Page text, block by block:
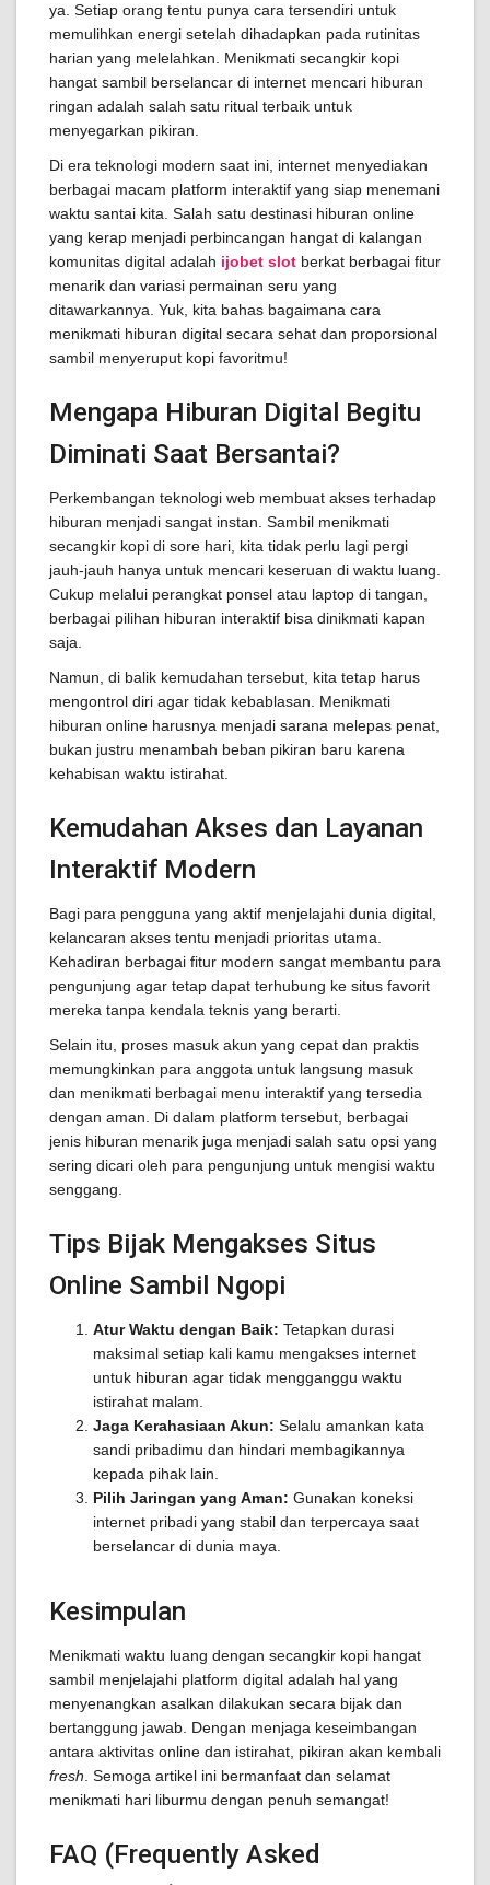
ya. Setiap orang tentu punya cara tersendiri untuk
memulihkan energi setelah dihadapkan pada rutinitas
harian yang melelahkan. Menikmati secangkir kopi
hangat sambil berselancar di internet mencari hiburan
ringan adalah salah satu ritual terbaik untuk
menyegarkan pikiran.
Di era teknologi modern saat ini, internet menyediakan
berbagai macam platform interaktif yang siap menemani
waktu santai kita. Salah satu destinasi hiburan online
yang kerap menjadi perbincangan hangat di kalangan
komunitas digital adalah ijobet slot berkat berbagai fitur
menarik dan variasi permainan seru yang
ditawarkannya. Yuk, kita bahas bagaimana cara
menikmati hiburan digital secara sehat dan proporsional
sambil menyeruput kopi favoritmu!
Mengapa Hiburan Digital Begitu
Diminati Saat Bersantai?
Perkembangan teknologi web membuat akses terhadap
hiburan menjadi sangat instan. Sambil menikmati
secangkir kopi di sore hari, kita tidak perlu lagi pergi
jauh-jauh hanya untuk mencari keseruan di waktu luang.
Cukup melalui perangkat ponsel atau laptop di tangan,
berbagai pilihan hiburan interaktif bisa dinikmati kapan
saja.
Namun, di balik kemudahan tersebut, kita tetap harus
mengontrol diri agar tidak kebablasan. Menikmati
hiburan online harusnya menjadi sarana melepas penat,
bukan justru menambah beban pikiran baru karena
kehabisan waktu istirahat.
Kemudahan Akses dan Layanan
Interaktif Modern
Bagi para pengguna yang aktif menjelajahi dunia digital,
kelancaran akses tentu menjadi prioritas utama.
Kehadiran berbagai fitur modern sangat membantu para
pengunjung agar tetap dapat terhubung ke situs favorit
mereka tanpa kendala teknis yang berarti.
Selain itu, proses masuk akun yang cepat dan praktis
memungkinkan para anggota untuk langsung masuk
dan menikmati berbagai menu interaktif yang tersedia
dengan aman. Di dalam platform tersebut, berbagai
jenis hiburan menarik juga menjadi salah satu opsi yang
sering dicari oleh para pengunjung untuk mengisi waktu
senggang.
Tips Bijak Mengakses Situs
Online Sambil Ngopi
Atur Waktu dengan Baik: Tetapkan durasi
maksimal setiap kali kamu mengakses internet
untuk hiburan agar tidak mengganggu waktu
istirahat malam.
Jaga Kerahasiaan Akun: Selalu amankan kata
sandi pribadimu dan hindari membagikannya
kepada pihak lain.
Pilih Jaringan yang Aman: Gunakan koneksi
internet pribadi yang stabil dan terpercaya saat
berselancar di dunia maya.
Kesimpulan
Menikmati waktu luang dengan secangkir kopi hangat
sambil menjelajahi platform digital adalah hal yang
menyenangkan asalkan dilakukan secara bijak dan
bertanggung jawab. Dengan menjaga keseimbangan
antara aktivitas online dan istirahat, pikiran akan kembali
fresh . Semoga artikel ini bermanfaat dan selamat
menikmati hari liburmu dengan penuh semangat!
FAQ (Frequently Asked